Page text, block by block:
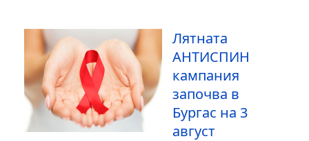
Лятната
АНТИСПИН
кампания
започва в
Бургас на 3
август